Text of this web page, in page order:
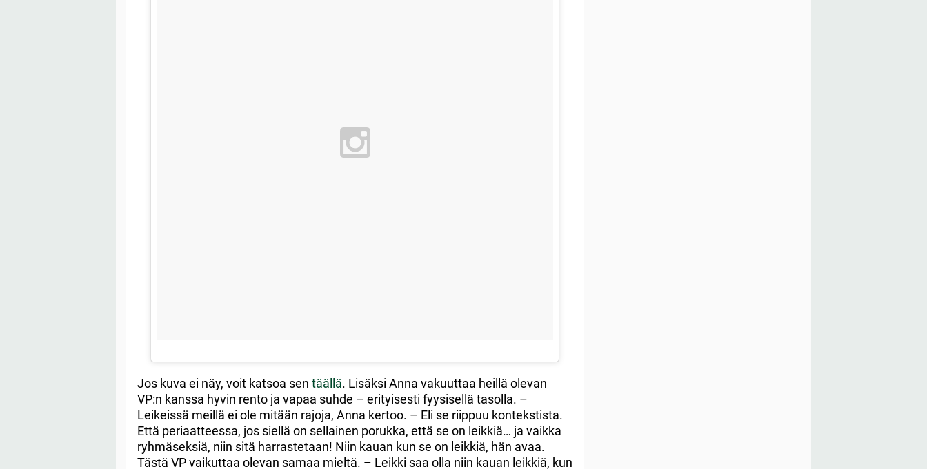
Jos kuva ei näy, voit katsoa sen täällä. Lisäksi Anna vakuuttaa heillä olevan
VP:n kanssa hyvin rento ja vapaa suhde – erityisesti fyysisellä tasolla. –
Leikeissä meillä ei ole mitään rajoja, Anna kertoo. – Eli se riippuu kontekstista.
Että periaatteessa, jos siellä on sellainen porukka, että se on leikkiä… ja vaikka
ryhmäseksiä, niin sitä harrastetaan! Niin kauan kun se on leikkiä, hän avaa.
Tästä VP vaikuttaa olevan samaa mieltä. – Leikki saa olla niin kauan leikkiä, kun